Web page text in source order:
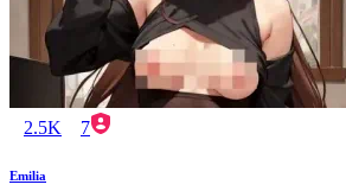
2.5K 7
Emilia